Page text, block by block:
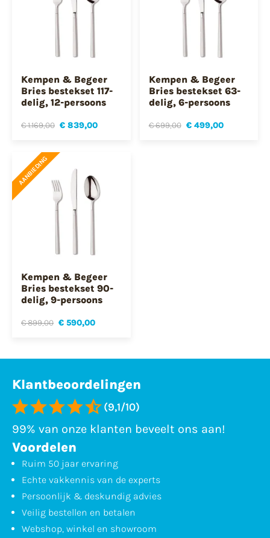
Kempen & Begeer
Bries bestekset 117-
delig, 12-persoons
€ 1.169,00 € 839,00
Kempen & Begeer
Bries bestekset 63-
delig, 6-persoons
€ 699,00 € 499,00
AANBIEDING
Kempen & Begeer
Bries bestekset 90-
delig, 9-persoons
€ 899,00 € 590,00
Klantbeoordelingen
(9,1/10)
99% van onze klanten beveelt ons aan!
Voordelen
Ruim 50 jaar ervaring
Echte vakkennis van de experts
Persoonlijk & deskundig advies
Veilig bestellen en betalen
Webshop, winkel en showroom